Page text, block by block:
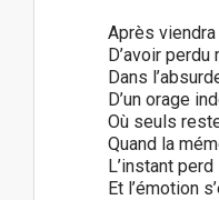
Après
D’avoir perdu
Dans
D’un orage
Où seuls
Quand la
L’instant
Et l’émotion